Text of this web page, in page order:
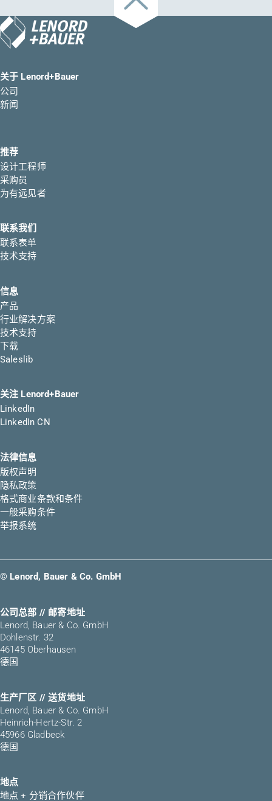
关于 Lenord+Bauer
公司
新闻
推荐
设计工程师
采购员
为有远见者
联系我们
联系表单
技术支持
信息
产品
行业解决方案
技术支持
下载
Saleslib
关注 Lenord+Bauer
LinkedIn
LinkedIn CN
法律信息
版权声明
隐私政策
格式商业条款和条件
一般采购条件
举报系统
© Lenord, Bauer & Co. GmbH
公司总部 // 邮寄地址
Lenord, Bauer & Co. GmbH
Dohlenstr. 32
46145 Oberhausen
德国
生产厂区 // 送货地址
Lenord, Bauer & Co. GmbH
Heinrich-Hertz-Str. 2
45966 Gladbeck
德国
地点
地点 + 分销合作伙伴